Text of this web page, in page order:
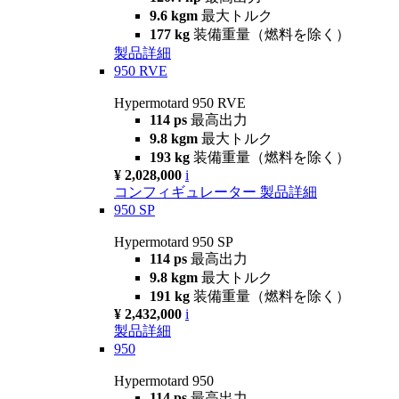
9.6 kgm 最大トルク
177 kg 装備重量（燃料を除く）
製品詳細
950 RVE
Hypermotard 950 RVE
114 ps 最高出力
9.8 kgm 最大トルク
193 kg 装備重量（燃料を除く）
¥ 2,028,000 i
コンフィギュレーター 製品詳細
950 SP
Hypermotard 950 SP
114 ps 最高出力
9.8 kgm 最大トルク
191 kg 装備重量（燃料を除く）
¥ 2,432,000 i
製品詳細
950
Hypermotard 950